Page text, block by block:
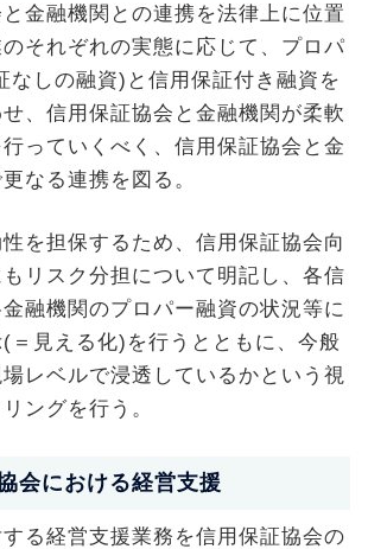
金融機関との連携を法律上に位置
それぞれの実態に応じて、プロパ
なしの融資)と信用保証付き融資を
、信用保証協会と金融機関が柔軟
っていくべく、信用保証協会と金
なる連携を図る。
を担保するため、信用保証協会向
リスク分担について明記し、各信
融機関のプロパー融資の状況等に
＝見える化)を行うとともに、今般
レベルで浸透しているかという視
ングを行う。
会における経営支援
る経営支援業務を信用保証協会の